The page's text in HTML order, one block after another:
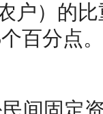
户）的比
百分点。